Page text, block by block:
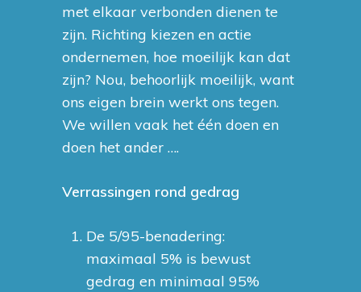
met elkaar verbonden dienen te
zijn. Richting kiezen en actie
ondernemen, hoe moeilijk kan dat
zijn? Nou, behoorlijk moeilijk, want
ons eigen brein werkt ons tegen.
We willen vaak het één doen en
doen het ander ….
Verrassingen rond gedrag
De 5/95-benadering:
maximaal 5% is bewust
gedrag en minimaal 95%